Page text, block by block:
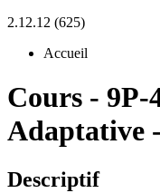
2.12.12 (625)
Accueil
Cours - 9P-
Adaptative
Descriptif